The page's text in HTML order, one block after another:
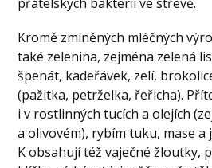
Kromě zmíněných mléčných
také zelenina, zejména zelená
špenát, kadeřávek, zelí,
(pažitka, petrželka, řeřicha).
i v rostlinných tucích a olejích
a olivovém), rybím tuku, mase a
K obsahují též vaječné žloutky,